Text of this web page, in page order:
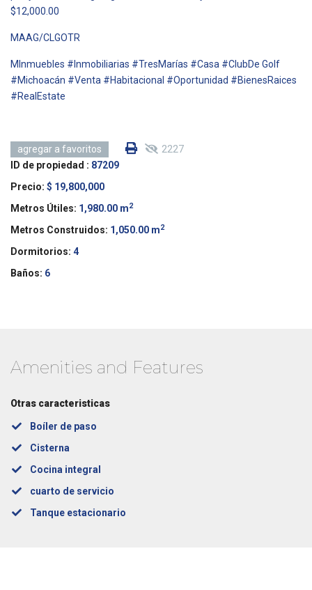
$12,000.00
MAAG/CLGOTR
MInmuebles #Inmobiliarias #TresMarías #Casa #ClubDe Golf
#Michoacán #Venta #Habitacional #Oportunidad #BienesRaices
#RealEstate
agregar a favoritos 2227
ID de propiedad : 87209
Precio: $ 19,800,000
Metros Útiles: 1,980.00 m2
Metros Construidos: 1,050.00 m2
Dormitorios: 4
Baños: 6
Amenities and Features
Otras caracteristicas
Boíler de paso
Cisterna
Cocina integral
cuarto de servicio
Tanque estacionario